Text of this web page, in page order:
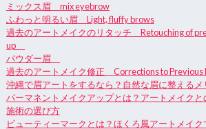
ミックス眉 mix eyebrow
ふわっと明るい眉 Light, fluffy brows
過去のアートメイクのリタッチ Retouching of
up
パウダー眉
過去のアートメイク修正 Corrections to Previous
沖縄で眉アートをするなら？自然な眉に整える
パーマネントメイクアップとは？アートメイク
施術の選び方
ビューティーマークとは？ほくろ風アートメイ